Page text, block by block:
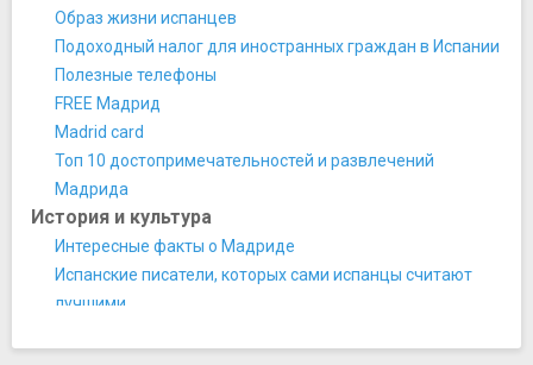
Ночной клуб Театро Капитал
Фламенко Каса Патас
Шоколатерия Сан Хинес
Памятники, скульптуры, статуи
Ворота Алькала
Ворота Толедо
Медведь и земляничное дерево
Парки и природные достопримечательности
Бульвар Пасео-дель-Прадо
Королевский Ботанический сад
Парк Буэн-Ретиро
Парк Каса-де-Кампо
Образ жизни испанцев
Подоходный налог для иностранных граждан в Испании
Полезные телефоны
​FREE Мадрид
​Madrid card
​Топ 10 достопримечательностей и развлечений
Мадрида
История и культура
Интересные факты о Мадриде
Испанские писатели, которых сами испанцы считают
лучшими